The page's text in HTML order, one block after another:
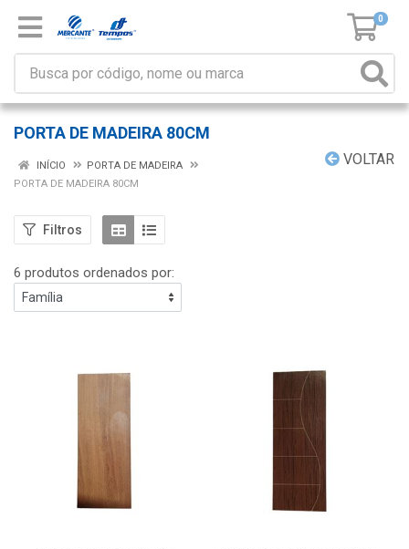
0
PORTA DE MADEIRA 80CM
VOLTAR
INÍCIO
PORTA DE MADEIRA
PORTA DE MADEIRA 80CM
Filtros
6 produtos ordenados por: